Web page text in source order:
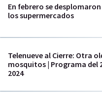
En febrero se
los supermercados
Telenueve al Cierre: Otra
mosquitos | Programa del
2024